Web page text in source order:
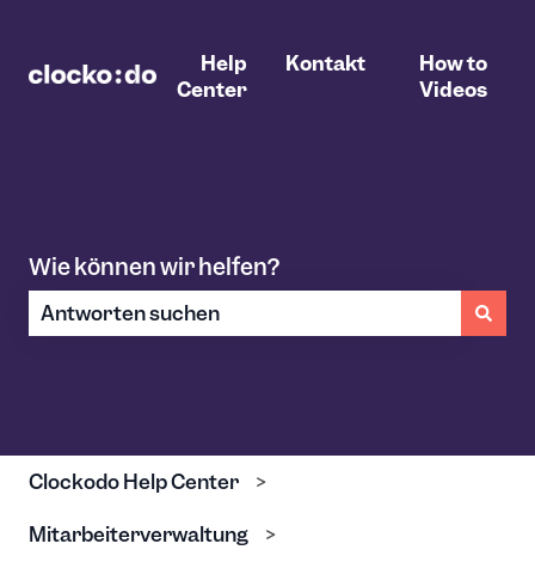
Help
Center
Kontakt
How to
Videos
Wie können wir helfen?
Clockodo Help Center
Mitarbeiterverwaltung